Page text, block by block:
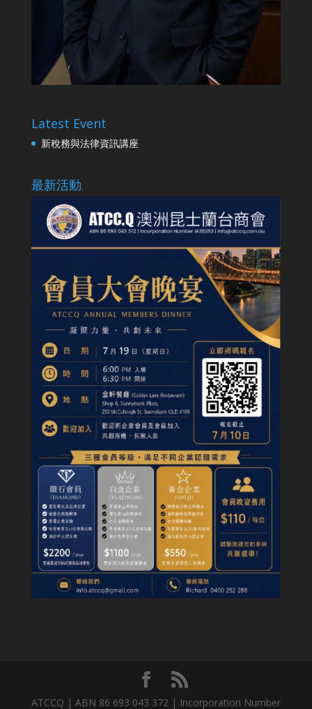
Latest Event
新稅務與法律資訊講座
最新活動
ATCCQ | ABN 86 693 043 372 | Incorporation Number